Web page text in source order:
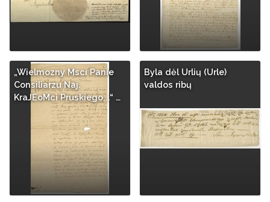
„Wielmozny Msci Panie
Consiliarzu Naj.
KraJEoMci Pruskiego...“ …
Byla dėl Urlių (Urle)
valdos ribų